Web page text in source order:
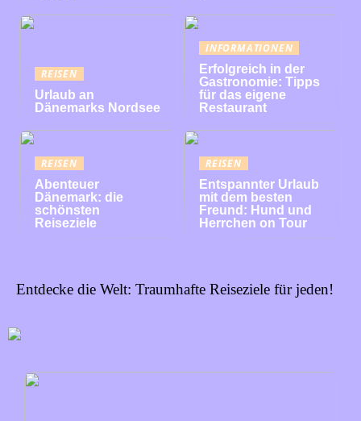
REISEN
Urlaub an
Dänemarks Nordsee
INFORMATIONEN
Erfolgreich in der
Gastronomie: Tipps
für das eigene
Restaurant
REISEN
Abenteuer
Dänemark: die
schönsten
Reiseziele
REISEN
Entspannter Urlaub
mit dem besten
Freund: Hund und
Herrchen on Tour
Entdecke die Welt: Traumhafte Reiseziele für jeden!